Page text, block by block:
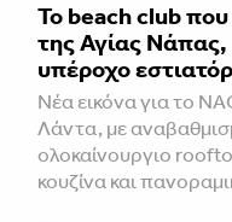
Το beach club
της Αγίας
υπέροχο
Νέα εικόνα για το
Λάντα, με
ολοκαίνουργιο
κουζίνα και